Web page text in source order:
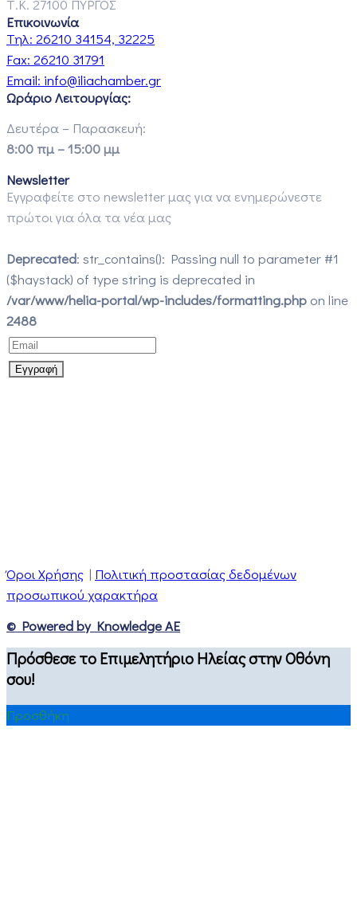
Τ.Κ. 27100 ΠΥΡΓΟΣ
Επικοινωνία
Τηλ: 26210 34154, 32225
Fax: 26210 31791
Email: info@iliachamber.gr
Ωράριο Λειτουργίας:
Δευτέρα – Παρασκευή:
8:00 πμ – 15:00 μμ
Newsletter
Εγγραφείτε στο newsletter μας για να ενημερώνεστε
πρώτοι για όλα τα νέα μας
Deprecated: str_contains(): Passing null to parameter #1
($haystack) of type string is deprecated in
/var/www/helia-portal/wp-includes/formatting.php on line
2488
Όροι Χρήσης | Πολιτική προστασίας δεδομένων
προσωπικού χαρακτήρα
© Powered by Knowledge AE
Πρόσθεσε το Επιμελητήριο Ηλείας στην Οθόνη
σου!
Προσθήκη